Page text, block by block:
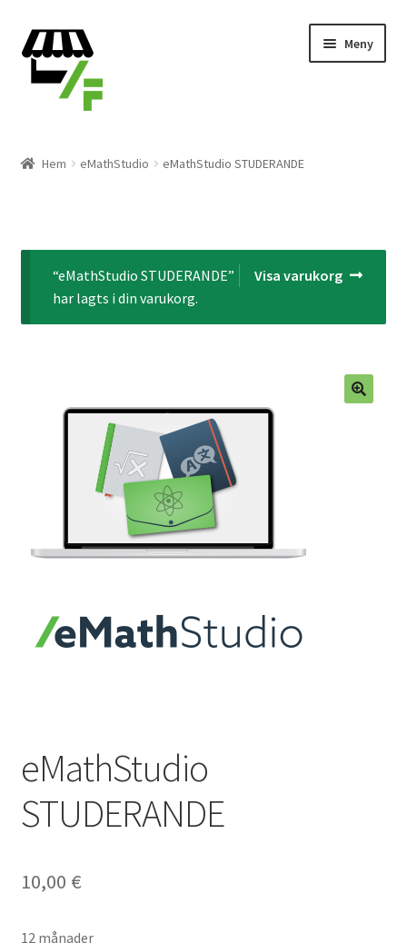
Hoppa
till
navigering
Gå
till
innehåll
Meny
Svenska
Hem eMathStudio eMathStudio STUDERANDE
Visa varukorg
“eMathStudio STUDERANDE”
har lagts i din varukorg.
eMathStudio
STUDERANDE
10,00 €
12 månader